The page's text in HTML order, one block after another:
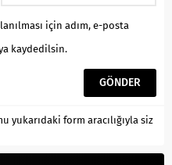
için adım, e-posta
kaydedilsin.
yukarıdaki form aracılığıyla siz